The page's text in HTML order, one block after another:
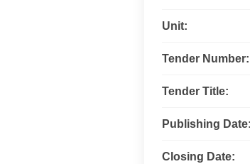
Unit:
Tender Number:
Tender Title:
Publishing Date:
Closing Date: